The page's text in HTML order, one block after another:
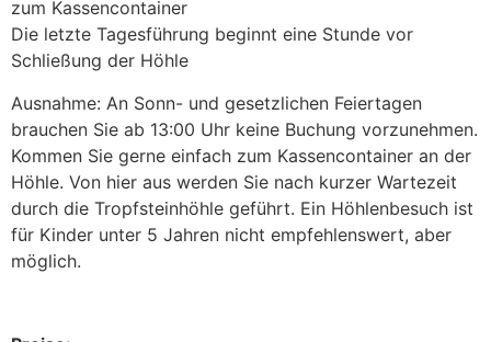
zum Kassencontainer
Die letzte Tagesführung beginnt eine Stunde vor
Schließung der Höhle
Ausnahme: An Sonn- und gesetzlichen Feiertagen
brauchen Sie ab 13:00 Uhr keine Buchung vorzunehmen.
Kommen Sie gerne einfach zum Kassencontainer an der
Höhle. Von hier aus werden Sie nach kurzer Wartezeit
durch die Tropfsteinhöhle geführt. Ein Höhlenbesuch ist
für Kinder unter 5 Jahren nicht empfehlenswert, aber
möglich.